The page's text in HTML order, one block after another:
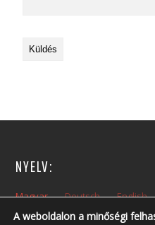
NYELV:
Magyar Deutsch English
A weboldalon a minőségi